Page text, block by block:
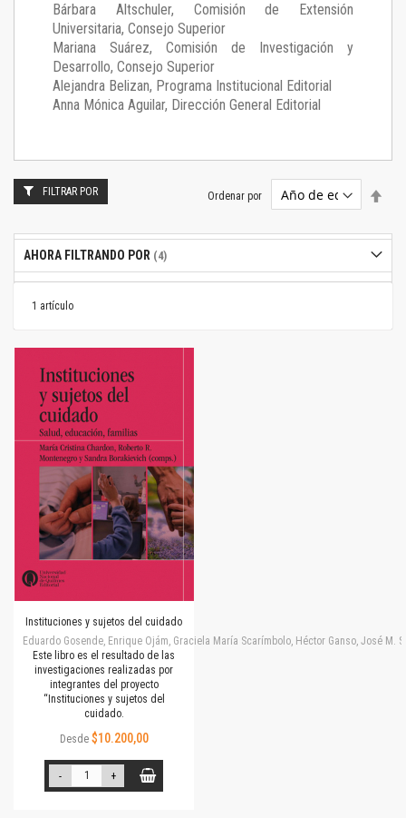
Bárbara Altschuler, Comisión de Extensión
Universitaria, Consejo Superior
Mariana Suárez, Comisión de Investigación y
Desarrollo, Consejo Superior
Alejandra Belizan, Programa Institucional Editorial
Anna Mónica Aguilar, Dirección General Editorial
1 artículo
Ordenar por
Instituciones y sujetos del cuidado
Eduardo Gosende, Enrique Ojám, Graciela María Scarímbolo, Héctor Ganso, José
Este libro es el resultado de las
investigaciones realizadas por
integrantes del proyecto
“Instituciones y sujetos del
cuidado.
Desde $10.200,00
- +
FILTRAR POR
AHORA FILTRANDO POR